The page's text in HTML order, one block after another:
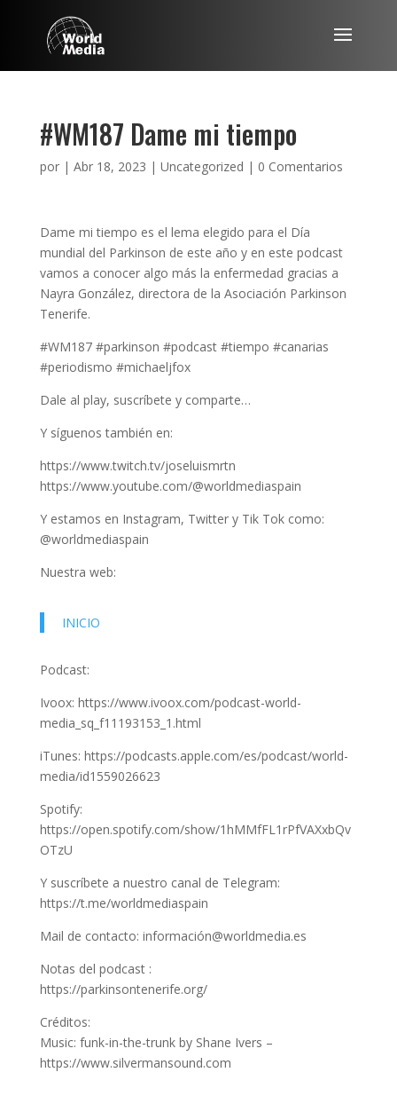
#WM187 Dame mi tiempo
por | Abr 18, 2023 | Uncategorized | 0 Comentarios
Dame mi tiempo es el lema elegido para el Día
mundial del Parkinson de este año y en este podcast
vamos a conocer algo más la enfermedad gracias a
Nayra González, directora de la Asociación Parkinson
Tenerife.
#WM187 #parkinson #podcast #tiempo #canarias
#periodismo #michaeljfox
Dale al play, suscríbete y comparte…
Y síguenos también en:
https://www.twitch.tv/joseluismrtn
https://www.youtube.com/@worldmediaspain
Y estamos en Instagram, Twitter y Tik Tok como:
@worldmediaspain
Nuestra web:
INICIO
Podcast:
Ivoox: https://www.ivoox.com/podcast-world-
media_sq_f11193153_1.html
iTunes: https://podcasts.apple.com/es/podcast/world-
media/id1559026623
Spotify:
https://open.spotify.com/show/1hMMfFL1rPfVAXxbQv
OTzU
Y suscríbete a nuestro canal de Telegram:
https://t.me/worldmediaspain
Mail de contacto: información@worldmedia.es
Notas del podcast :
https://parkinsontenerife.org/
Créditos:
Music: funk-in-the-trunk by Shane Ivers –
https://www.silvermansound.com